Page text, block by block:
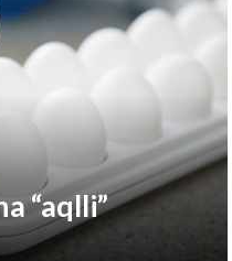
“aqlli”